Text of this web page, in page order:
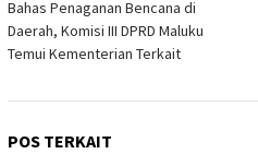
pos
Bahas Penaganan Bencana di
Daerah, Komisi III DPRD Maluku
Temui Kementerian Terkait
POS TERKAIT